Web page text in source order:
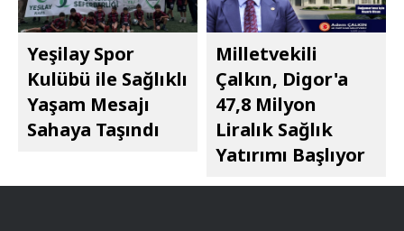
Yeşilay Spor
Kulübü ile Sağlıklı
Yaşam Mesajı
Sahaya Taşındı
Milletvekili
Çalkın, Digor'a
47,8 Milyon
Liralık Sağlık
Yatırımı Başlıyor